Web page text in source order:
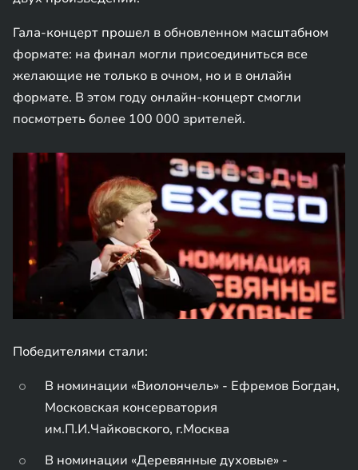
Гала-концерт прошел в обновленном масштабном
формате: на финал могли присоединиться все
желающие не только в очном, но и в онлайн
формате. В этом году онлайн-концерт смогли
посмотреть более 100 000 зрителей.
Победителями стали:
В номинации «Виолончель» - Ефремов Богдан,
Московская консерватория
им.П.И.Чайковского, г.Москва
В номинации «Деревянные духовые» -